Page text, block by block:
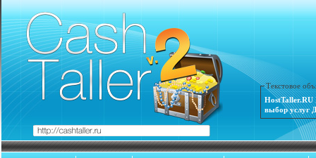
Текстовое
HostTaller.RU
выбор услуг